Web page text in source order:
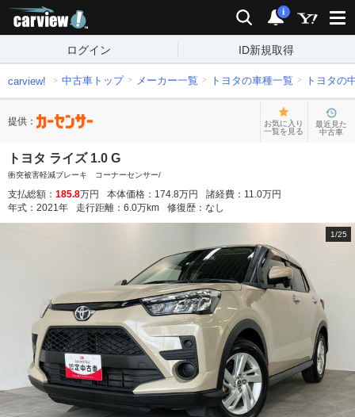
検索 通知
i
ログイン ID新規取得
carview! 中古車トップ メーカー一覧 トヨタの車種一覧 トヨタの
提供：
お気に入り
一覧を見る
最近見た
中古車
トヨタ ライズ 1.0 G
衝突被害軽減ブレーキ コーナーセンサー/
支払総額： 185.8万円 本体価格： 174.8万円 諸経費： 11.0万円
年式： 2021年 走行距離： 6.0万km 修復歴： なし
1/25